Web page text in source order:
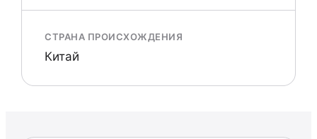
СТРАНА ПРОИСХОЖДЕНИЯ
Китай